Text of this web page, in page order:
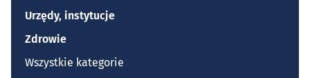
Urzędy, instytucje
Zdrowie
Wszystkie kategorie